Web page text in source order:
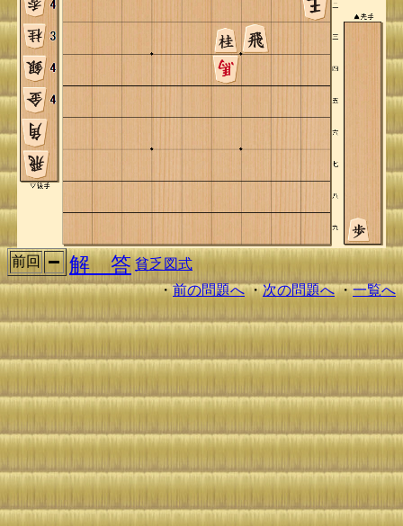
前回 解 答 貧乏図式
・前の問題へ・次の問題へ・一覧へ